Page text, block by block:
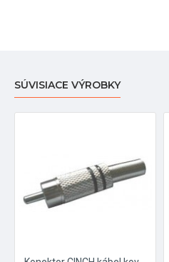
SÚVISIACE VÝROBKY